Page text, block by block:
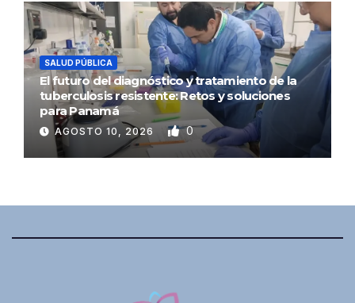
SALUD PÚBLICA
El futuro del diagnóstico y tratamiento de la
tuberculosis resistente: Retos y soluciones
para Panamá
AGOSTO 10, 2026 0